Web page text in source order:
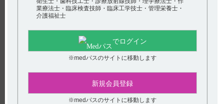
てください。
【レンビマ】 消化管穿孔、瘻孔形成、気胸の副作用につ
いて教えてください。
【コアテック】 規制区分について教えてください。
アンケート:ご意見をお聞かせください
業療法士・臨床検査技師・臨床工学技士・管理栄養士・
介護福祉士
でログイン
※medパスのサイトに移動します
新規会員登録
※medパスのサイトに移動します